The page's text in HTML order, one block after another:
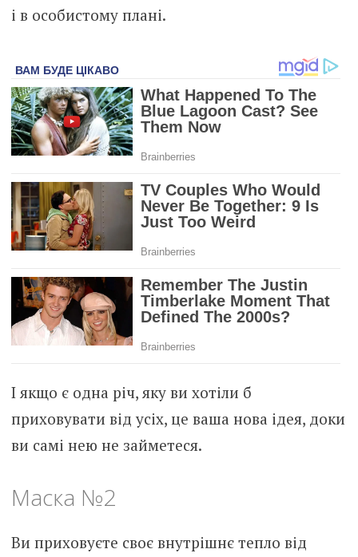
і в особистому плані.
І якщо є одна річ, яку ви хотіли б
приховувати від усіх, це ваша нова ідея, доки
ви самі нею не займетеся.
Маска №2
Ви приховуєте своє внутрішнє тепло від